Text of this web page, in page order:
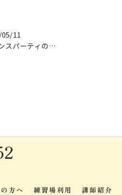
11
七夕ダンスパーティのお知らせ
方へ 練習場利用 講師紹介